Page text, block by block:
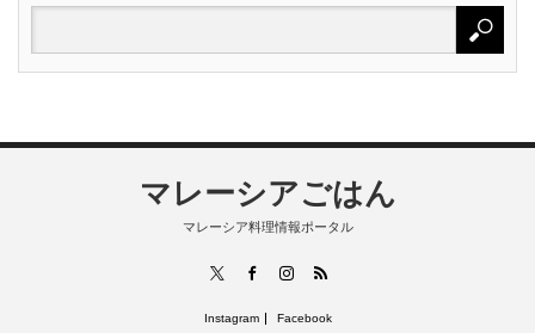
マレーシアごはん
マレーシア料理情報ポータル
FacebookInstagram
RSS
Instagram Facebook